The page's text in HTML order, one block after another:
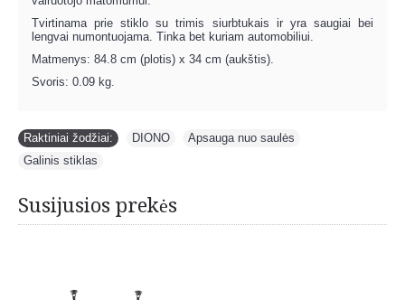
Tvirtinama prie stiklo su trimis siurbtukais ir yra saugiai bei
lengvai numontuojama. Tinka bet kuriam automobiliui.
Matmenys: 84.8 cm (plotis) x 34 cm (aukštis).
Svoris: 0.09 kg.
Raktiniai žodžiai: DIONO Apsauga nuo saulės
Galinis stiklas
Susijusios prekės